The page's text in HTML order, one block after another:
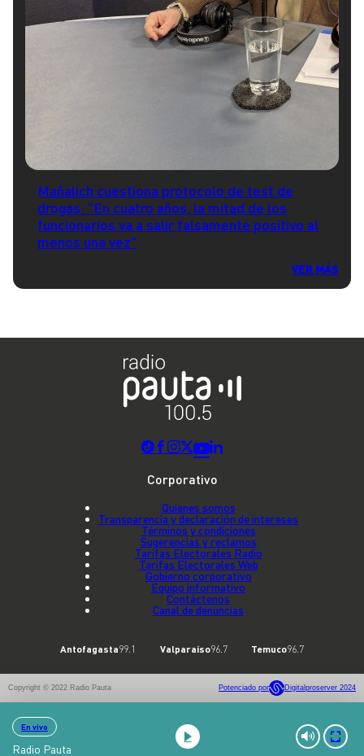
Mañalich cuestiona protocolo de test de
drogas: "En cuatro años, la mitad de los
funcionarios va a salir falsamente positivo al
menos una vez"
VER MÁS
En vivo
Radio Pauta
Corporativo
Quienes somos
Transparencia y declaración de intereses
Términos y condiciones
Sugerencias y reclamos
Tarifas Electorales Radio
Tarifas Electorales Web
Gobierno corporativo
Equipo informativo
Contáctenos
Canal de denuncias
Antofagasta99.1 Valparaíso96.7 Temuco96.7
Copyright © 2022 Radio Pauta Potenciado por Digitalproserver 2024